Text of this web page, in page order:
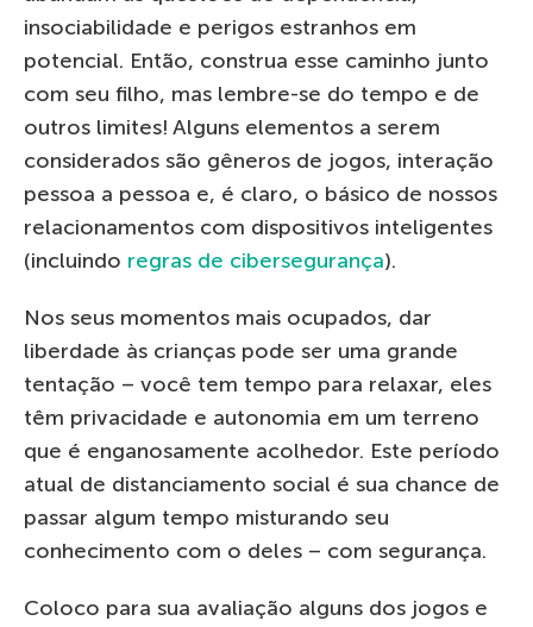
insociabilidade e perigos estranhos em
potencial. Então, construa esse caminho junto
com seu filho, mas lembre-se do tempo e de
outros limites! Alguns elementos a serem
considerados são gêneros de jogos, interação
pessoa a pessoa e, é claro, o básico de nossos
relacionamentos com dispositivos inteligentes
(incluindo regras de cibersegurança).
Nos seus momentos mais ocupados, dar
liberdade às crianças pode ser uma grande
tentação – você tem tempo para relaxar, eles
têm privacidade e autonomia em um terreno
que é enganosamente acolhedor. Este período
atual de distanciamento social é sua chance de
passar algum tempo misturando seu
conhecimento com o deles – com segurança.
Coloco para sua avaliação alguns dos jogos e